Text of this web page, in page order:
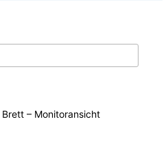
– Monitoransicht